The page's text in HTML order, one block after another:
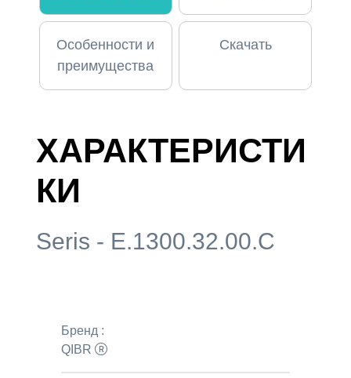
Особенности и
преимущества
Скачать
ХАРАКТЕРИСТИ
КИ
Seris - E.1300.32.00.C
Бренд :
QIBR